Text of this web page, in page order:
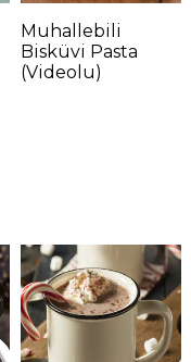
Muhallebili
Bisküvi Pasta
(Videolu)